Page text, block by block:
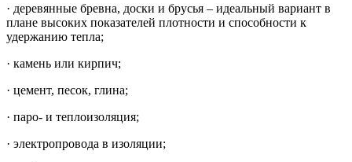
· деревянные бревна, доски и брусья – идеальный вариант в
плане высоких показателей плотности и способности к
удержанию тепла;
· камень или кирпич;
· цемент, песок, глина;
· паро- и теплоизоляция;
· электропровода в изоляции;